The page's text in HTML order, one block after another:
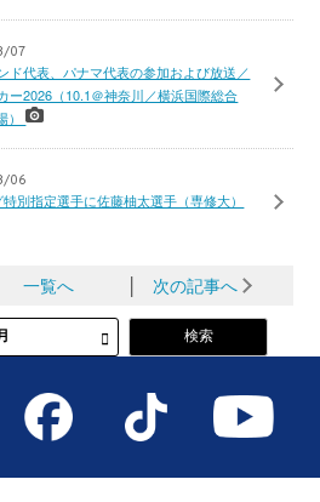
07
ド代表、パナマ代表の参加および放送／
2026（10.1＠神奈川／横浜国際総合
）
06
別指定選手に佐藤柚太選手（専修大）
一覧へ │ 次の記事へ